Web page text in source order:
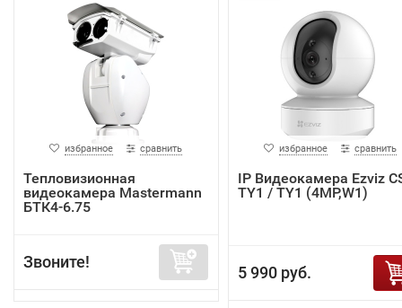
избранное сравнить
Тепловизионная
видеокамера Mastermann
БТК4-6.75
Звоните!
избранное сравнить
IP Видеокамера Ezviz
TY1 / TY1 (4MP,W1)
5 990 руб.